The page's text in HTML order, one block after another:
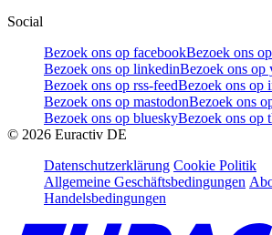
Social
Bezoek ons op facebookBezoek ons
Bezoek ons op linkedinBezoek ons op
Bezoek ons op rss-feedBezoek ons op
Bezoek ons op mastodonBezoek ons
Bezoek ons op blueskyBezoek ons op
© 2026 Euractiv DE
Datenschutzerklärung Cookie Politik
Allgemeine Geschäftsbedingungen
Handelsbedingungen